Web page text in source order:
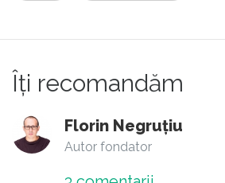
Îți recomandăm
Florin Negruțiu
Autor fondator